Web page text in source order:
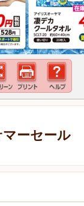
ーセール